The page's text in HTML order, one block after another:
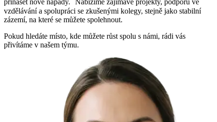
přinášet nové nápady. Nabízíme zajímavé projekty, podporu ve
vzdělávání a spolupráci se zkušenými kolegy, stejně jako stabilní
zázemí, na které se můžete spolehnout.
Pokud hledáte místo, kde můžete růst spolu s námi, rádi vás
přivítáme v našem týmu.